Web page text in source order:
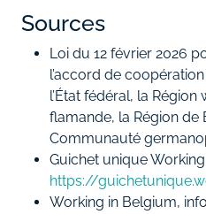
Sources
Loi du 12 février 2026
l’accord de
l’État fédéral, la
flamande, la Région de
Communauté
Guichet unique
https://
Working in Belgium,